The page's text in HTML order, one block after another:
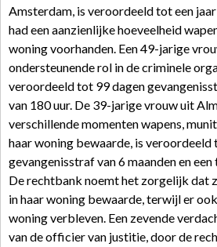
Amsterdam, is veroordeeld tot een
had een aanzienlijke hoeveelheid
woning voorhanden. Een 49-jarige
ondersteunende rol in de criminele
veroordeeld tot 99 dagen
van 180 uur. De 39-jarige vrouw uit
verschillende momenten wapens,
haar woning bewaarde, is
gevangenisstraf van 6 maanden en
De rechtbank noemt het zorgelijk dat
in haar woning bewaarde, terwijl er
woning verbleven. Een zevende
van de officier van justitie, door de